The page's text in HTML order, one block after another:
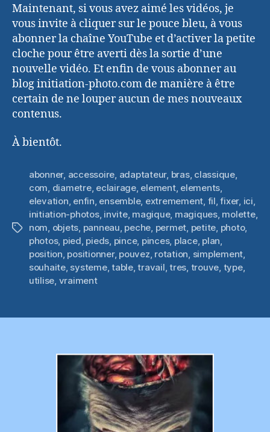
Maintenant, si vous avez aimé les vidéos, je
vous invite à cliquer sur le pouce bleu, à vous
abonner la chaîne YouTube et d’activer la petite
cloche pour être averti dès la sortie d’une
nouvelle vidéo. Et enfin de vous abonner au
blog initiation-photo.com de manière à être
certain de ne louper aucun de mes nouveaux
contenus.
À bientôt.
Étiquettes
abonner, accessoire, adaptateur, bras, classique,
com, diametre, eclairage, element, elements,
elevation, enfin, ensemble, extremement, fil,fixer, ici,
initiation-photos, invite, magique, magiques, molette,
nom, objets, panneau, peche, permet, petite, photo,
photos, pied, pieds, pince, pinces, place, plan,
position, positionner, pouvez, rotation, simplement,
souhaite, systeme,table,travail,tres, trouve, type,
utilise, vraiment